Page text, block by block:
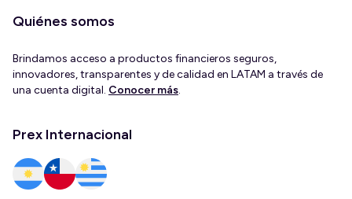
Quiénes somos
Brindamos acceso a productos financieros seguros,
innovadores, transparentes y de calidad en LATAM a través de
una cuenta digital. Conocer más.
Prex Internacional